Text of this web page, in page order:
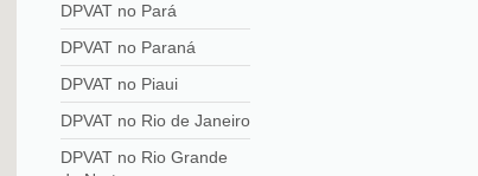
DPVAT no Pará
DPVAT no Paraná
DPVAT no Piaui
DPVAT no Rio de Janeiro
DPVAT no Rio Grande